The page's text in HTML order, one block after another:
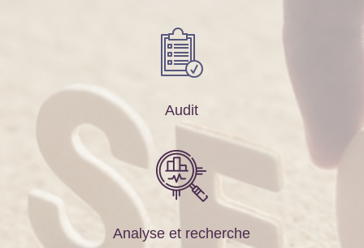
Audit
Analyse et recherche